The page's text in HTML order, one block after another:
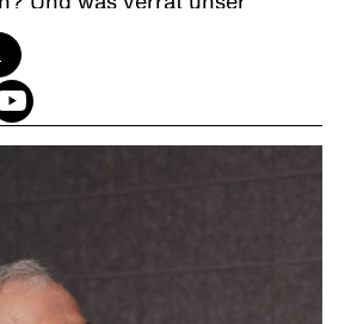
über unsere Sehnsüchte?